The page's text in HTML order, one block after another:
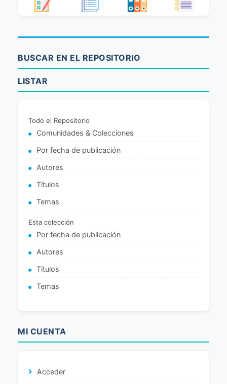
BUSCAR EN EL REPOSITORIO
LISTAR
Todo el Repositorio
Comunidades & Colecciones
Por fecha de publicación
Autores
Títulos
Temas
Esta colección
Por fecha de publicación
Autores
Títulos
Temas
MI CUENTA
Acceder